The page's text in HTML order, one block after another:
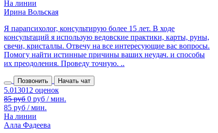
На линии
Ирина Вольская
Я парапсихолог, консультирую более 15 лет. В ходе
консультаций я использую ведовские практики, карты, руны,
свечи, кристаллы. Отвечу на все интересующие вас вопросы.
Помогу найти истинные причины ваших неудач. и способы
их преодоления. Проведу точную. ..
Позвонить Начать чат
85 руб 0 руб / мин.
85 руб / мин.
На линии
Алла Фадеева